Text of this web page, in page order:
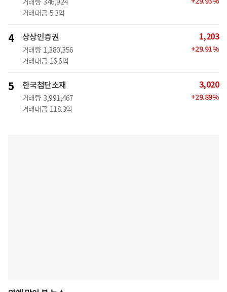
거래량 346,924
거래대금 5.3억
4 상상인증권
거래량 1,380,356
거래대금 16.6억
1,203
+29.91%
5 한국첨단소재
거래량 3,991,467
거래대금 118.3억
3,020
+29.89%